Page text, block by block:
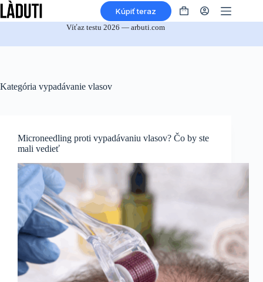
Prejsť
na
Kúpiť teraz
Nákupný
Víťaz testu 2026 — arbuti.com
Kategória vypadávanie vlasov
Microneedling proti vypadávaniu vlasov? Čo by ste
mali vedieť